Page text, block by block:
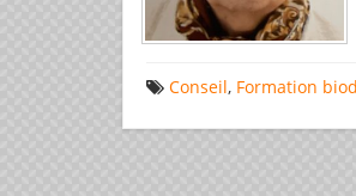
Conseil, Formation